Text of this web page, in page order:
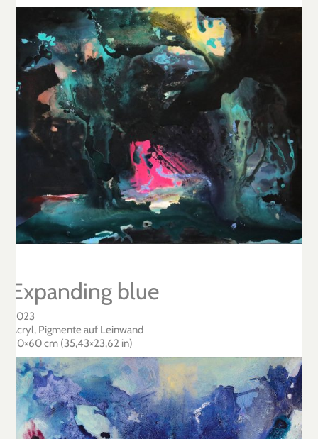
Expanding blue
2023
Acryl, Pigmente auf Leinwand
90×60 cm (35,43×23,62 in)